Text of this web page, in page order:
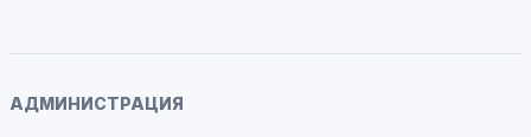
АДМИНИСТРАЦИЯ